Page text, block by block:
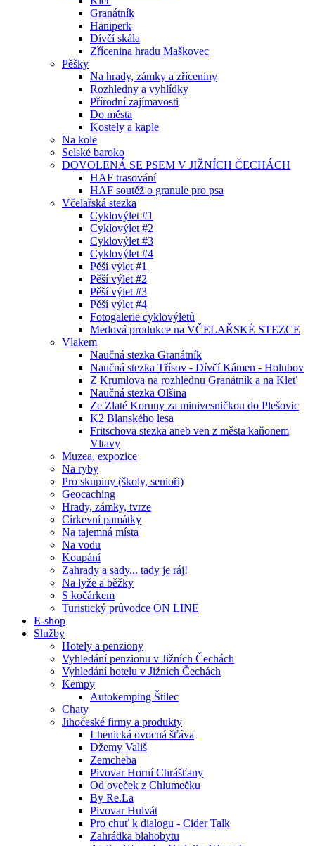
Granátník
Haniperk
Dívčí skála
Zřícenina hradu Maškovec
Pěšky
Na hrady, zámky a zříceniny
Rozhledny a vyhlídky
Přírodní zajímavosti
Do města
Kostely a kaple
Na kole
Selské baroko
DOVOLENÁ SE PSEM V JIŽNÍCH ČECHÁCH
HAF trasování
HAF soutěž o granule pro psa
Včelařská stezka
Cyklovýlet #1
Cyklovýlet #2
Cyklovýlet #3
Cyklovýlet #4
Pěší výlet #1
Pěší výlet #2
Pěší výlet #3
Pěší výlet #4
Fotogalerie cyklovýletů
Medová produkce na VČELAŘSKÉ STEZCE
Vlakem
Naučná stezka Granátník
Naučná stezka Třísov - Dívčí Kámen - Holubov
Z Krumlova na rozhlednu Granátník a na Kleť
Naučná stezka Olšina
Ze Zlaté Koruny za minivesničkou do Plešovic
K2 Blanského lesa
Fritschova stezka aneb ven z města kaňonem
Vltavy
Muzea, expozice
Na ryby
Pro skupiny (školy, senioři)
Geocaching
Hrady, zámky, tvrze
Církevní památky
Na tajemná místa
Na vodu
Koupání
Zahrady a sady... tady je ráj!
Na lyže a běžky
S kočárkem
Turistický průvodce ON LINE
E-shop
Služby
Hotely a penziony
Vyhledání penzionu v Jižních Čechách
Vyhledání hotelu v Jižních Čechách
Kempy
Autokemping Štilec
Chaty
Jihočeské firmy a produkty
Lhenická ovocná šťáva
Džemy Vališ
Zemcheba
Pivovar Horní Chrášťany
Od oveček z Chlumečku
By Re.La
Pivovar Hulvát
Pro chuť k dialogu - Cider Talk
Zahrádka blahobytu